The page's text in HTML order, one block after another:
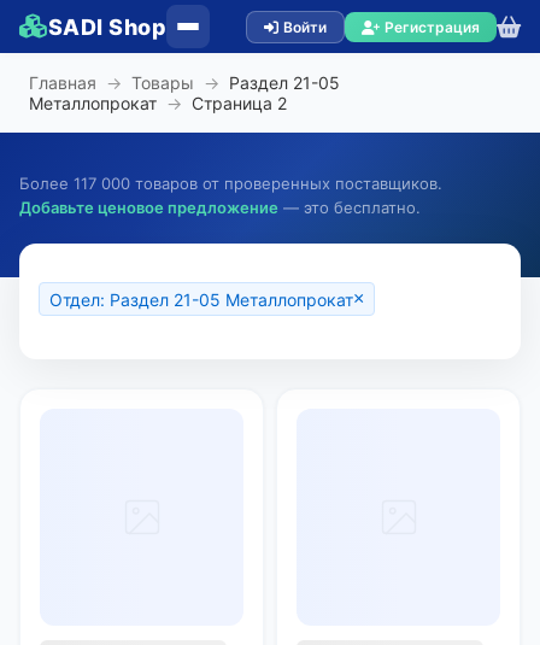
SADI Shop Войти Регистрация
Главная → Товары → Раздел 21-05
Металлопрокат → Страница 2
Более 117 000 товаров от проверенных поставщиков.
Добавьте ценовое предложение — это бесплатно.
Отдел: Раздел 21-05 Металлопрокат×